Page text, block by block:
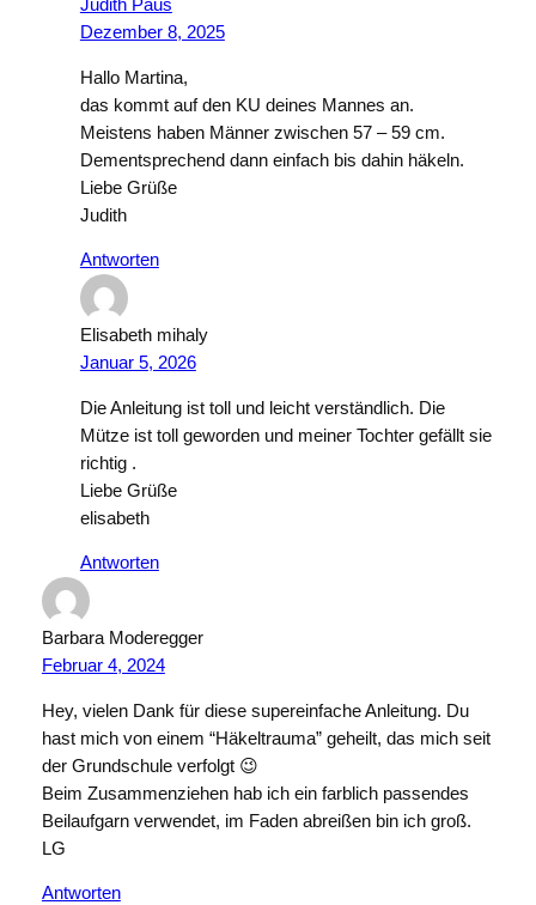
Judith Paus
Dezember 8, 2025
Hallo Martina,
das kommt auf den KU deines Mannes an.
Meistens haben Männer zwischen 57 – 59 cm.
Dementsprechend dann einfach bis dahin häkeln.
Liebe Grüße
Judith
Antworten
Elisabeth mihaly
Januar 5, 2026
Die Anleitung ist toll und leicht verständlich. Die
Mütze ist toll geworden und meiner Tochter gefällt sie
richtig .
Liebe Grüße
elisabeth
Antworten
Barbara Moderegger
Februar 4, 2024
Hey, vielen Dank für diese supereinfache Anleitung. Du
hast mich von einem “Häkeltrauma” geheilt, das mich seit
der Grundschule verfolgt 😉
Beim Zusammenziehen hab ich ein farblich passendes
Beilaufgarn verwendet, im Faden abreißen bin ich groß.
LG
Antworten